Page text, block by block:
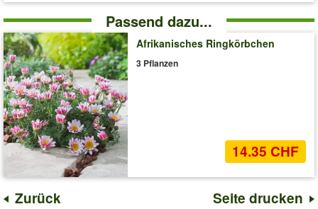
Passend dazu...
Afrikanisches Ringkörbchen
3 Pflanzen
14.35 CHF
Zurück Seite drucken